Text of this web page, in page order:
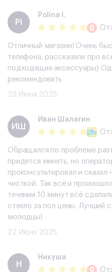
PI
Polina I.
Отличный магазин! Очень
телефона, рассказали про
подходящие аксессуары)
рекомендовать
29 Июня 2025
​ИШ
​Иван Шалагин
Обращался по проблеме
придется менять, но
проконсультировал и
чисткой. Так всё и
течении 10 минут всё
стекло за пол цены. Лучший
молодцы!
22 Июня 2025
Н
Никуша